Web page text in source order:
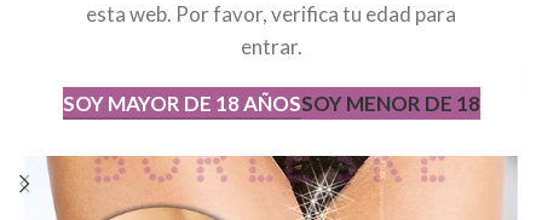
esta web. Por favor, verifica tu edad para
entrar.
SOY MAYOR DE 18 AÑOSSOY MENOR DE 18